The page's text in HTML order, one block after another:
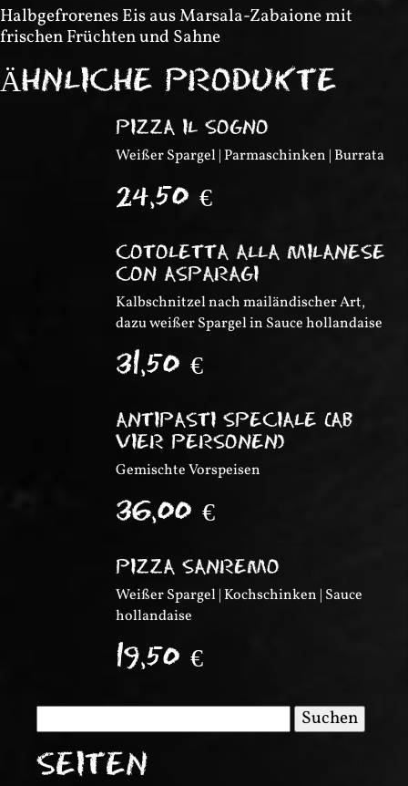
Halbgefrorenes Eis aus Marsala-Zabaione mit
frischen Früchten und Sahne
ÄHNLICHE PRODUKTE
PIZZA IL SOGNO
Weißer Spargel | Parmaschinken | Burrata
24,50 €
COTOLETTA ALLA MILANESE
CON ASPARAGI
Kalbschnitzel nach mailändischer Art,
dazu weißer Spargel in Sauce hollandaise
31,50 €
ANTIPASTI SPECIALE (AB
VIER PERSONEN)
Gemischte Vorspeisen
36,00 €
PIZZA SANREMO
Weißer Spargel | Kochschinken | Sauce
hollandaise
19,50 €
nach:
SEITEN